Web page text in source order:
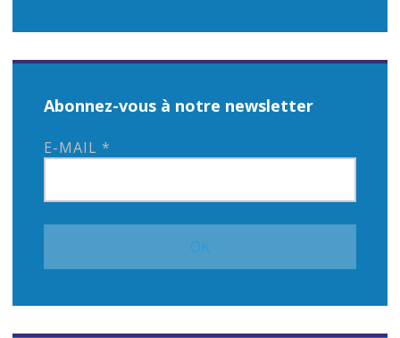
Abonnez-vous à notre newsletter
E-MAIL *